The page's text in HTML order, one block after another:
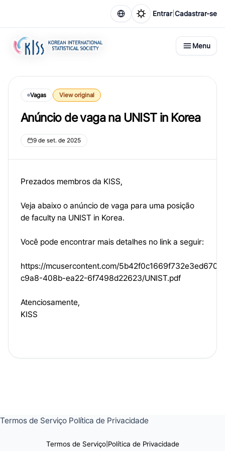
Entrar| Cadastrar-se
Menu
Vagas View original
Anúncio de vaga na UNIST in Korea
9 de set. de 2025
Prezados membros da KISS,
Veja abaixo o anúncio de vaga para uma posição
de faculty na UNIST in Korea.
Você pode encontrar mais detalhes no link a seguir:
https://mcusercontent.com/
c9a8-408b-ea22-6f7498d22623/UNIST.pdf
Atenciosamente,
KISS
Termos de Serviço Política de Privacidade
Termos de Serviço| Política de Privacidade